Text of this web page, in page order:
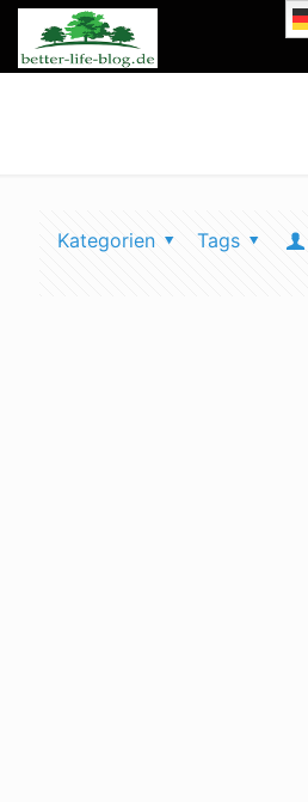
Kategorien Tags